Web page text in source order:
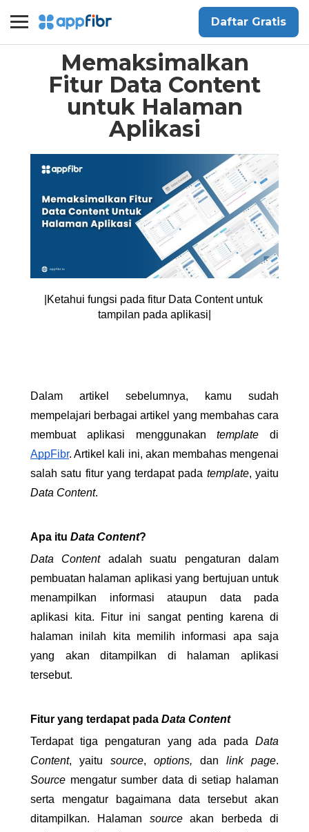
Daftar Gratis
Memaksimalkan
Fitur Data Content
untuk Halaman
Aplikasi
|Ketahui fungsi pada fitur Data Content untuk
tampilan pada aplikasi|
Dalam artikel sebelumnya, kamu sudah
mempelajari berbagai artikel yang membahas cara
membuat aplikasi menggunakan template
AppFibr. Artikel kali ini, akan membahas mengenai
salah satu fitur yang terdapat pada template
Data Content.
Apa itu Data Content?
Data Content adalah suatu pengaturan dalam
pembuatan halaman aplikasi yang bertujuan untuk
menampilkan informasi ataupun data pada
aplikasi kita. Fitur ini sangat penting karena di
halaman inilah kita memilih informasi apa saja
yang akan ditampilkan di halaman aplikasi
tersebut.
Fitur yang terdapat pada Data Content
Terdapat tiga pengaturan yang ada pada Data
Content, yaitu source, options, dan link page
Source mengatur sumber data di setiap halaman
serta mengatur bagaimana data tersebut akan
ditampilkan. Halaman source akan berbeda di